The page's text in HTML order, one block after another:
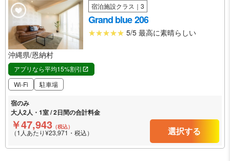
宿泊施設クラス｜3
Grand blue 206
5/5 最高に素晴らしい
沖縄県/恩納村
アプリなら平均15%割引
Wi-Fi
駐車場
宿のみ
大人2人・1室 / 2日間の合計料金
￥47,943 （税込）
（1人あたり¥23,971・税込） 選択する